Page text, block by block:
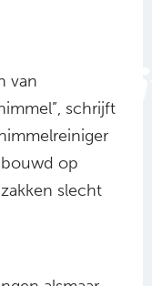
van
schrijft
op
slecht